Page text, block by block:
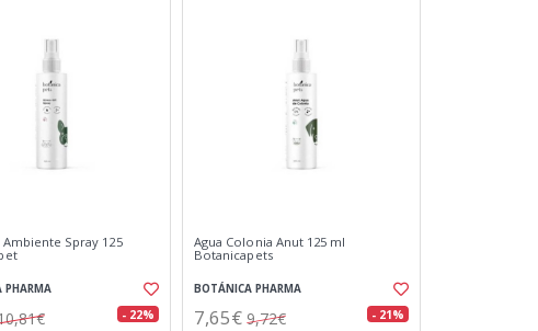
Ambiente Spray 125
PHARMA
- 22%
Agua Colonia Anut 125 ml
Botanicapets
BOTÁNICA PHARMA
7,65€ 9,72€ - 21%